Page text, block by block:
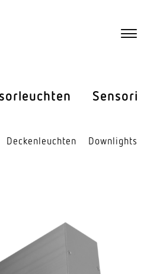
Sensorik
Decken­leuchten Down­lights